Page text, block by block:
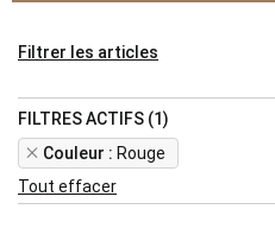
Filtrer les articles
FILTRES ACTIFS (1)
Couleur
Rouge
Remove
This
Item
Tout effacer